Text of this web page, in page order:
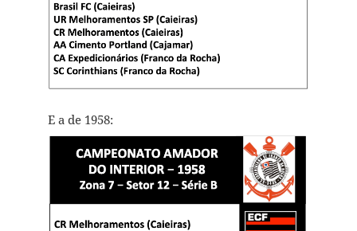
E a de 1958: